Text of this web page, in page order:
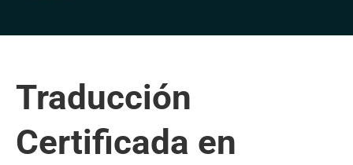
Traducción
Certificada en